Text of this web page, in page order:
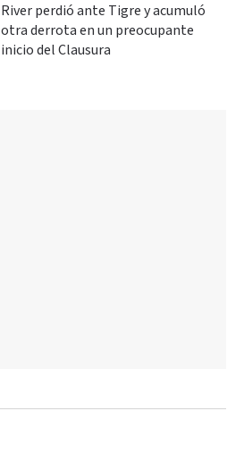
River perdió ante Tigre y acumuló
otra derrota en un preocupante
inicio del Clausura